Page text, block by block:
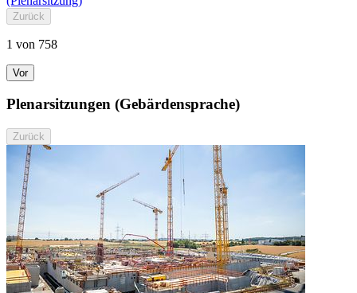
Zurück
1 von 758
Vor
Plenarsitzungen (Gebärdensprache)
Zurück